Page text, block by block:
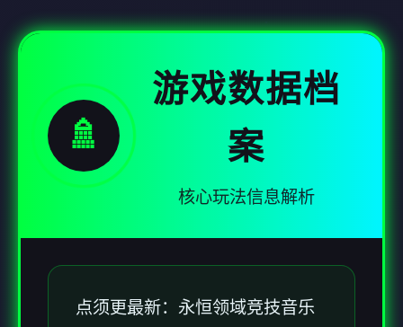
🚿
游戏数据档
案
核心玩法信息解析
点须更最新：永恒领域竞技音乐